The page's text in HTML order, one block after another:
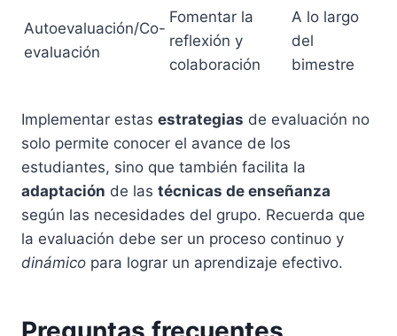
Autoevaluación/Co-
evaluación
Fomentar la
reflexión y
colaboración
A lo largo
del
bimestre
Implementar estas estrategias de evaluación no
solo permite conocer el avance de los
estudiantes, sino que también facilita la
adaptación de las técnicas de enseñanza
según las necesidades del grupo. Recuerda que
la evaluación debe ser un proceso continuo y
dinámico para lograr un aprendizaje efectivo.